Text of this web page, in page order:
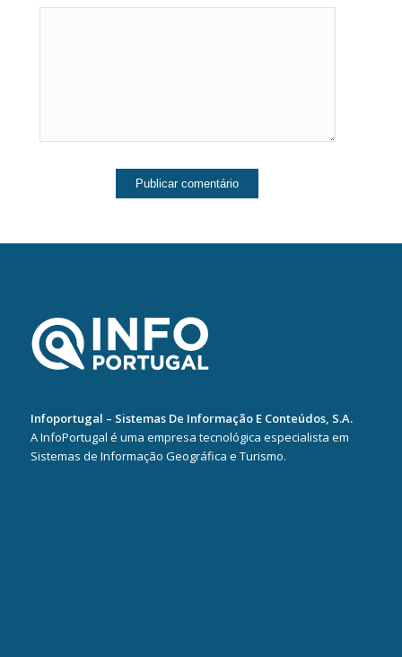
Infoportugal – Sistemas De Informação E Conteúdos, S.A.
A InfoPortugal é uma empresa tecnológica especialista em
Sistemas de Informação Geográfica e Turismo.